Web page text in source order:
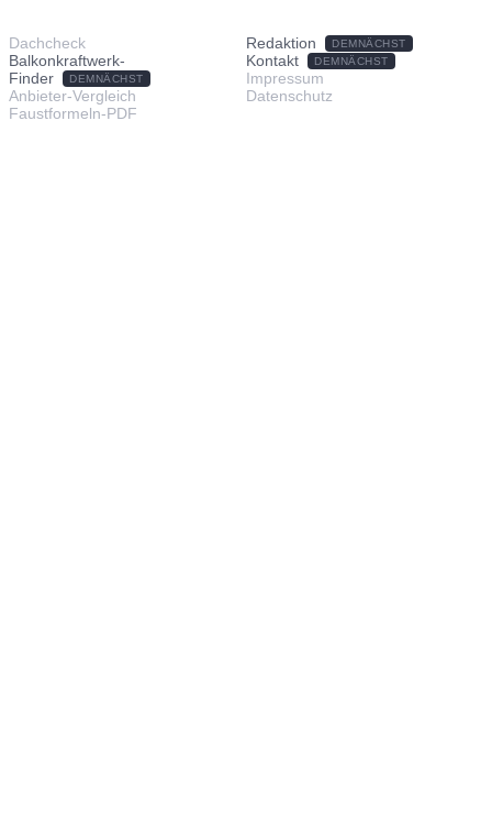
Dachcheck
Balkonkraftwerk-
Finder
DEMNÄCHST
Anbieter-Vergleich
Faustformeln-PDF
Redaktion DEMNÄCHST
Kontakt DEMNÄCHST
Impressum
Datenschutz